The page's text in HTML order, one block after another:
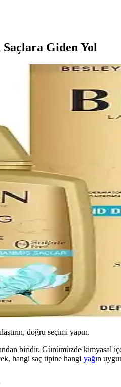
Giden Yol
doğru seçimi yapın.
biridir. Günümüzde kimyasal
hangi saç tipine hangi yağın